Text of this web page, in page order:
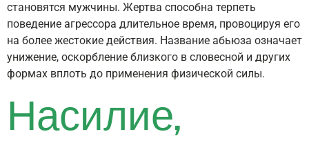
становятся мужчины. Жертва способна терпеть
поведение агрессора длительное время, провоцируя его
на более жестокие действия. Название абьюза означает
унижение, оскорбление близкого в словесной и других
формах вплоть до применения физической силы.
Насилие,